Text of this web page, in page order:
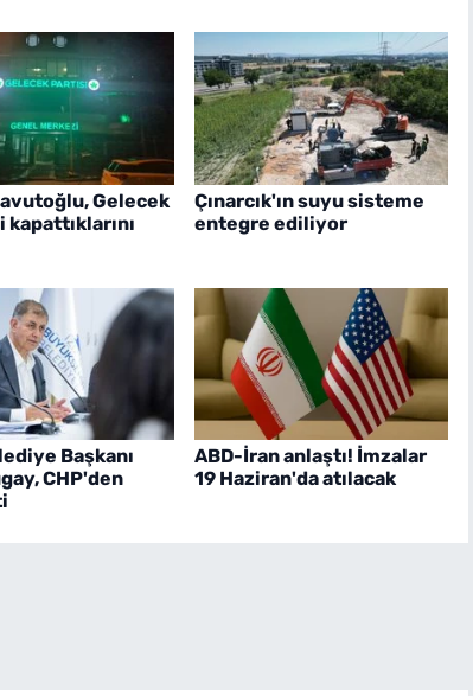
Gelecek
Çınarcık'ın suyu sisteme
entegre ediliyor
Başkanı
CHP'den
ABD-İran anlaştı! İmzalar
19 Haziran'da atılacak